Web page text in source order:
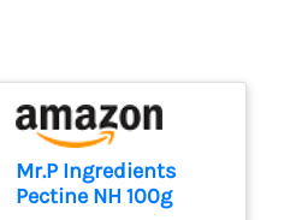
Mr.P Ingredients
Pectine NH 100g